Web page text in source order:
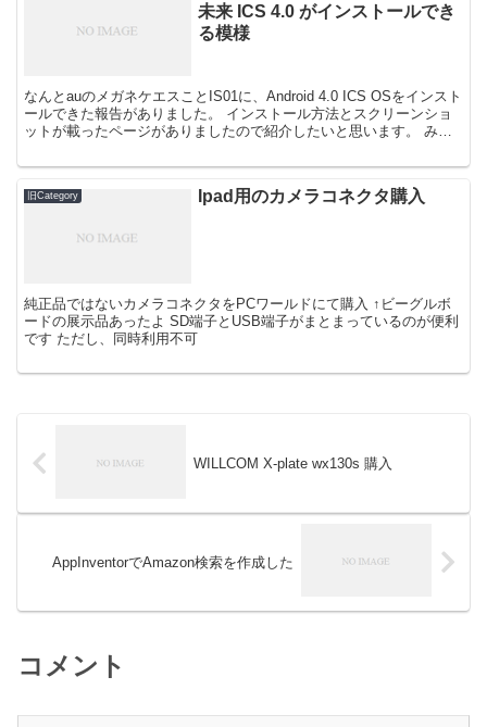
未来 ICS 4.0 がインストールでき
る模様
なんとauのメガネケエスことIS01に、Android 4.0 ICS OSをインスト
ールできた報告がありました。 インストール方法とスクリーンショ
ットが載ったページがありましたので紹介したいと思います。 みら
旧Category Ipad用のカメラコネクタ購入
純正品ではないカメラコネクタをPCワールドにて購入 ↑ビーグルボ
ードの展示品あったよ SD端子とUSB端子がまとまっているのが便利
です ただし、同時利用不可
WILLCOM X-plate wx130s 購入
AppInventorでAmazon検索を作成した
コメント